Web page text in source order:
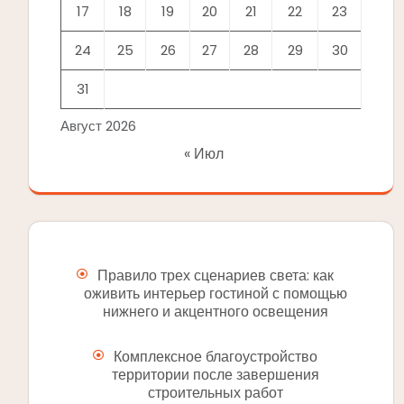
Август 2026
17 18 19 20 21 22 23
24 25 26 27 28 29 30
31
« Июл
Правило трех сценариев света: как
оживить интерьер гостиной с помощью
нижнего и акцентного освещения
Комплексное благоустройство
территории после завершения
строительных работ